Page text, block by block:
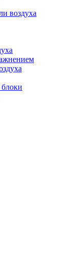
воздуха